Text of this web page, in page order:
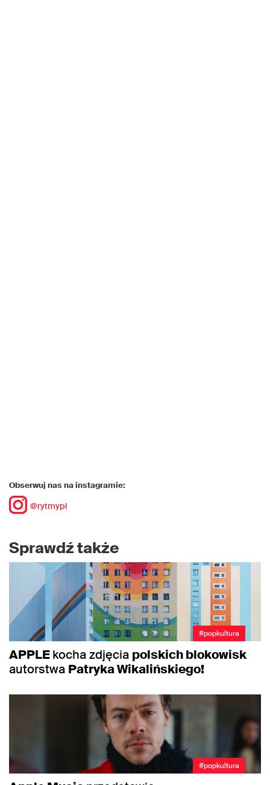
Obserwuj nas na instagramie:
@rytmypl
Sprawdź także
#popkultura
APPLEkocha zdjęcia polskich blokowisk
autorstwa Patryka Wikalińskiego!
#popkultura